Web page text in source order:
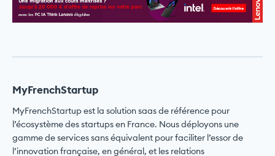
MyFrenchStartup
MyFrenchStartup est la solution saas de référence pour
l’écosystème des startups en France. Nous déployons une
gamme de services sans équivalent pour faciliter l’essor de
l’innovation française, en général, et les relations